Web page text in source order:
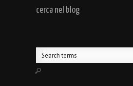
cerca nel blog